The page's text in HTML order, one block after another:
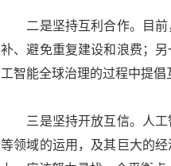
二是坚持互利合作。目前
补、避免重复建设和浪费；
工智能全球治理的过程中提倡
三是坚持开放互信。人工
等领域的运用，及其巨大的